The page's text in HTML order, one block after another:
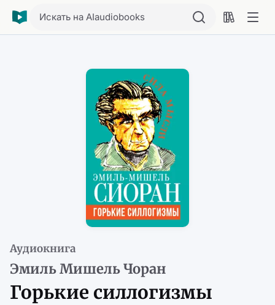
Искать на AIaudiobooks
Аудиокнига
Эмиль Мишель Чоран
Горькие силлогизмы